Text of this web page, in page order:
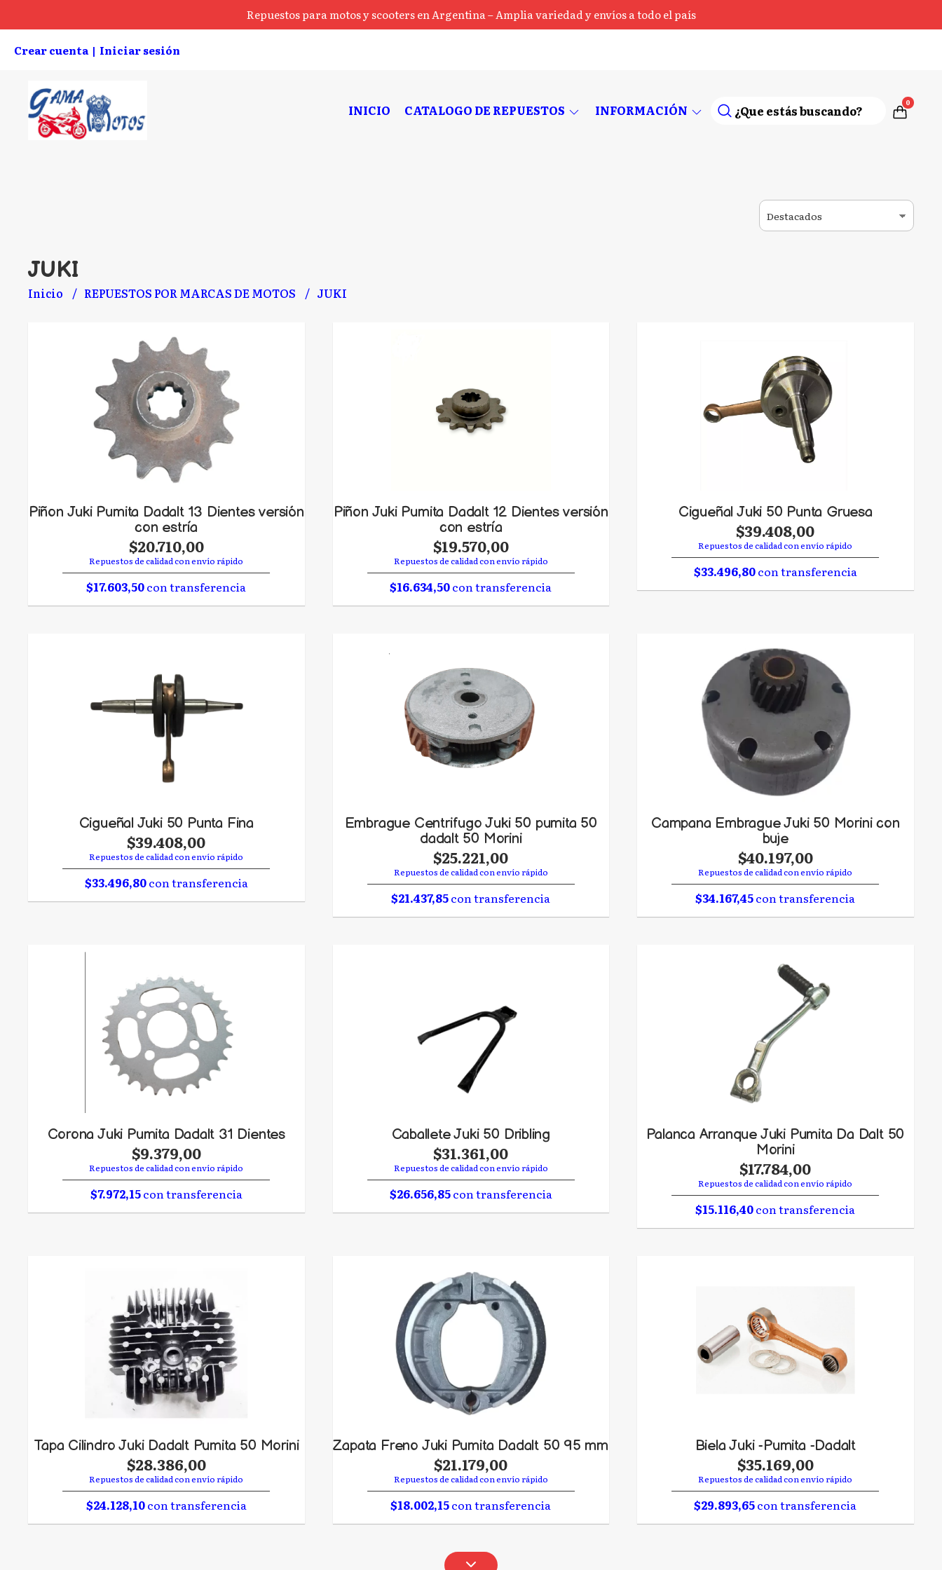
Repuestos para motos y scooters en Argentina – Amplia variedad y envíos a todo el país
Crear cuenta | Iniciar sesión
INICIO CATALOGO DE REPUESTOS INFORMACIÓN 0
JUKI
Inicio REPUESTOS POR MARCAS DE MOTOS JUKI
Piñon Juki Pumita Dadalt 13 Dientes versión
con estría
$20.710,00
Repuestos de calidad con envío rápido
$17.603,50con transferencia
Piñon Juki Pumita Dadalt 12 Dientes versión
con estría
$19.570,00
Repuestos de calidad con envío rápido
$16.634,50con transferencia
Cigueñal Juki 50 Punta Gruesa
$39.408,00
Repuestos de calidad con envío rápido
$33.496,80con transferencia
Cigueñal Juki 50 Punta Fina
$39.408,00
Repuestos de calidad con envío rápido
$33.496,80con transferencia
Embrague Centrifugo Juki 50 pumita 50
dadalt 50 Morini
$25.221,00
Repuestos de calidad con envío rápido
$21.437,85con transferencia
Campana Embrague Juki 50 Morini con
buje
$40.197,00
Repuestos de calidad con envío rápido
$34.167,45con transferencia
Corona Juki Pumita Dadalt 31 Dientes
$9.379,00
Repuestos de calidad con envío rápido
$7.972,15con transferencia
Caballete Juki 50 Dribling
$31.361,00
Repuestos de calidad con envío rápido
$26.656,85con transferencia
Palanca Arranque Juki Pumita Da Dalt 50
Morini
$17.784,00
Repuestos de calidad con envío rápido
$15.116,40con transferencia
Tapa Cilindro Juki Dadalt Pumita 50 Morini
$28.386,00
Repuestos de calidad con envío rápido
$24.128,10con transferencia
Zapata Freno Juki Pumita Dadalt 50 95 mm
$21.179,00
Repuestos de calidad con envío rápido
$18.002,15con transferencia
Biela Juki -Pumita -Dadalt
$35.169,00
Repuestos de calidad con envío rápido
$29.893,65con transferencia